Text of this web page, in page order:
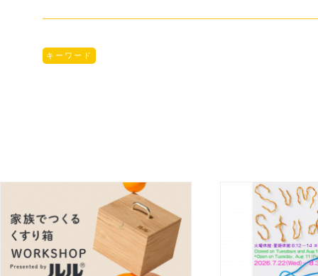
キーワード